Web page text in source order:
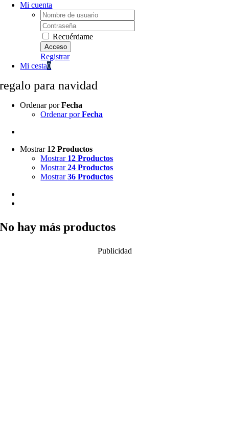
Mi cuenta
Username:
Password:
Recuérdame
Registrar
Mi cesta0
regalo para navidad
Ordenar porFecha
Ordenar porFecha
Mostrar 12 Productos
Mostrar 12 Productos
Mostrar24 Productos
Mostrar36 Productos
No hay más productos
Publicidad